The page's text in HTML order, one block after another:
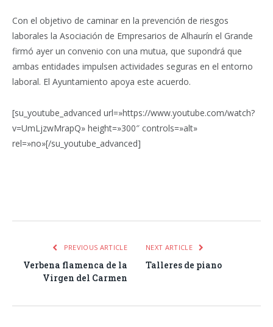
Con el objetivo de caminar en la prevención de riesgos
laborales la Asociación de Empresarios de Alhaurín el Grande
firmó ayer un convenio con una mutua, que supondrá que
ambas entidades impulsen actividades seguras en el entorno
laboral. El Ayuntamiento apoya este acuerdo.
[su_youtube_advanced url=»https://www.youtube.com/watch?
v=UmLjzwMrapQ» height=»300″ controls=»alt»
rel=»no»[/su_youtube_advanced]
PREVIOUS ARTICLE
Verbena flamenca de la
Virgen del Carmen
NEXT ARTICLE
Talleres de piano